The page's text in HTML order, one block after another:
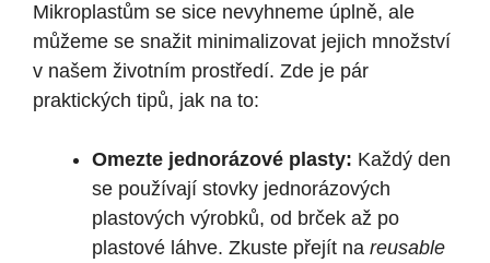
Mikroplastům se sice nevyhneme úplně, ale
můžeme se snažit minimalizovat jejich množství
v našem životním prostředí. Zde je pár
praktických tipů, jak na to:
Omezte jednorázové plasty: Každý den
se používají stovky jednorázových
plastových výrobků, od brček až po
plastové láhve. Zkuste přejít na reusable